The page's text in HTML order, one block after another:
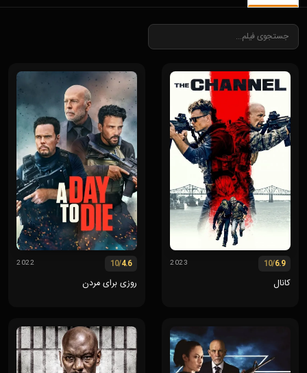
6.9
/10
2023
کانال
4.6
/10
2022
روزی برای مردن